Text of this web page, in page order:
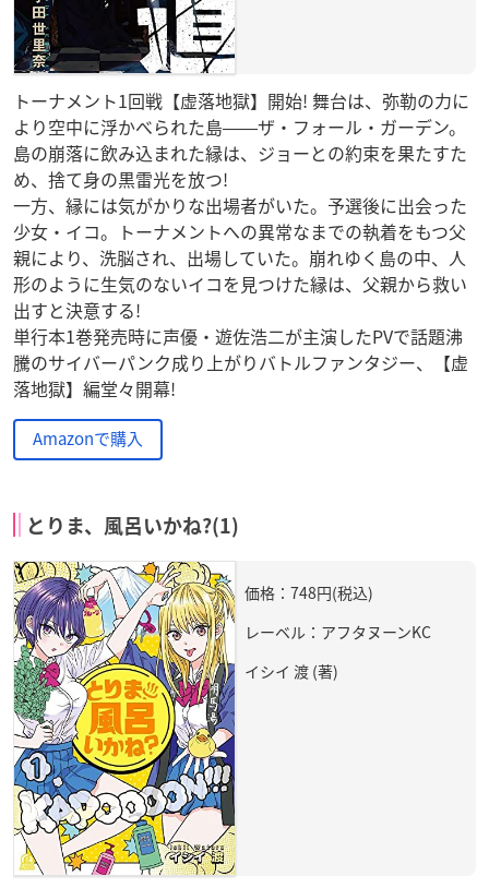
トーナメント1回戦【虚落地獄】開始! 舞台は、弥勒の力に
より空中に浮かべられた島――ザ・フォール・ガーデン。
島の崩落に飲み込まれた縁は、ジョーとの約束を果たすた
め、捨て身の黒雷光を放つ!
一方、縁には気がかりな出場者がいた。予選後に出会った
少女・イコ。トーナメントへの異常なまでの執着をもつ父
親により、洗脳され、出場していた。崩れゆく島の中、人
形のように生気のないイコを見つけた縁は、父親から救い
出すと決意する!
単行本1巻発売時に声優・遊佐浩二が主演したPVで話題沸
騰のサイバーパンク成り上がりバトルファンタジー、【虚
落地獄】編堂々開幕!
Amazonで購入
とりま、風呂いかね?(1)
価格：748円(税込)
レーベル：アフタヌーンKC
イシイ 渡 (著)